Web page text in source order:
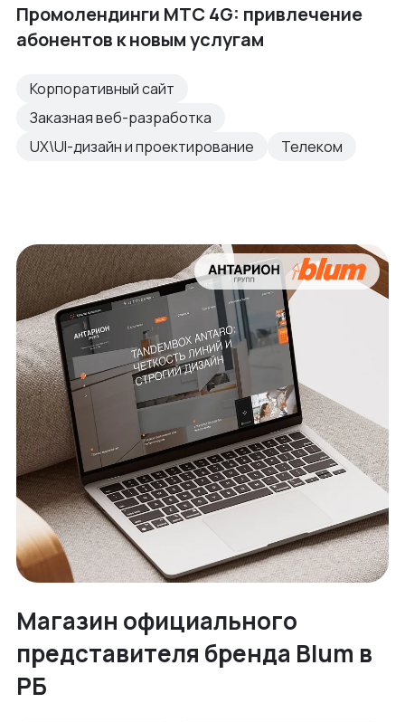
Промолендинги МТС 4G: привлечение
абонентов к новым услугам
Корпоративный сайт
Заказная веб-разработка
UX\UI-дизайн и проектирование
Телеком
Магазин официального
представителя бренда Blum в
РБ